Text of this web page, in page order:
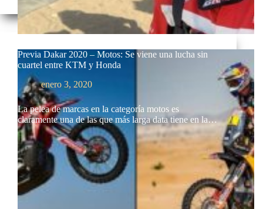
Previa Dakar 2020 – Motos: Se viene una lucha sin
cuartel entre KTM y Honda
enero 3, 2020
La pelea de marcas en la categoría motos es
claramente una de las que más larga data tiene en la…